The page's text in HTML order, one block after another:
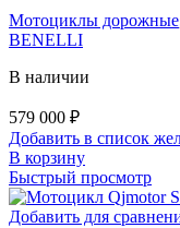
Мотоциклы дорожные
BENELLI
В наличии
579 000 ₽
Добавить в список
В корзину
Быстрый просмотр
Добавить для